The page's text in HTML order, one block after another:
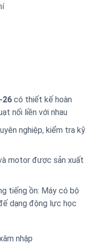
26có thiết kế hoàn
nối liền với nhau
nghiệp, kiểm tra kỹ
motor được sản xuất
tiếng ồn: Máy có bộ
dạng động lực học
nhập